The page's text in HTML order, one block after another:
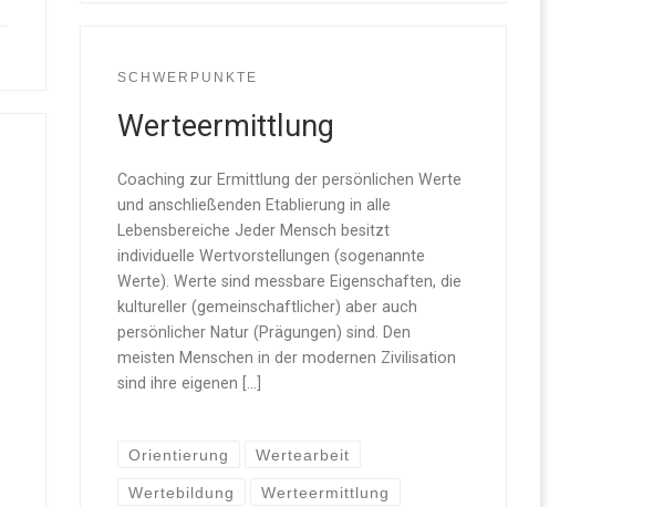
SCHWERPUNKTE
Werteermittlung
Coaching zur Ermittlung der persönlichen Werte
und anschließenden Etablierung in alle
Lebensbereiche Jeder Mensch besitzt
individuelle Wertvorstellungen (sogenannte
Werte). Werte sind messbare Eigenschaften, die
kultureller (gemeinschaftlicher) aber auch
persönlicher Natur (Prägungen) sind. Den
meisten Menschen in der modernen Zivilisation
sind ihre eigenen […]
Orientierung Wertearbeit
Wertebildung Werteermittlung